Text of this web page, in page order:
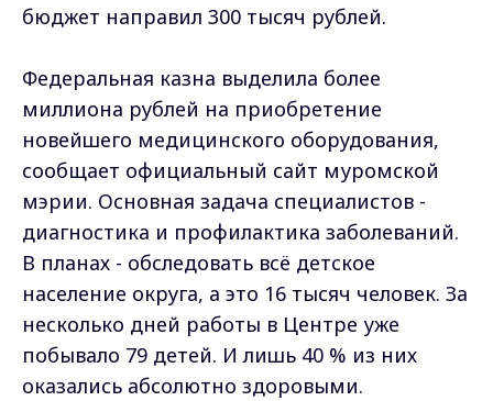
бюджет направил 300 тысяч рублей.
Федеральная казна выделила более
миллиона рублей на приобретение
новейшего медицинского оборудования,
сообщает официальный сайт муромской
мэрии. Основная задача специалистов -
диагностика и профилактика заболеваний.
В планах - обследовать всё детское
население округа, а это 16 тысяч человек. За
несколько дней работы в Центре уже
побывало 79 детей. И лишь 40 % из них
оказались абсолютно здоровыми.